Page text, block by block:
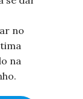
no
na